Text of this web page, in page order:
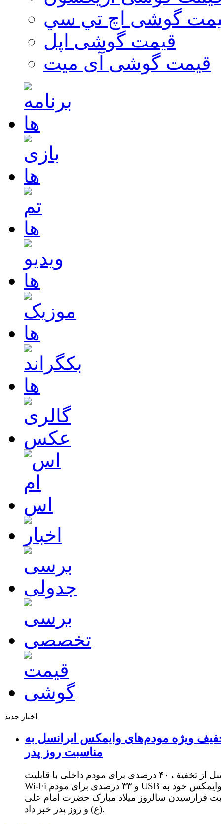
گوشی اچ تي سي
قیمت گوشی اپل
قیمت گوشی آی میت
اخبار جدید
ویژه مودم‌های وایمکس ایرانسل به
مناسبت روز پدر
ایرانسل از تخفیف ۴۰ درصدی برای مودم داخلی با قابلیت
Wi-Fi و ۳۳ درصدی برای مودم USB وایمکس خود به
فرارسیدن سالروز میلاد مبارک حضرت امام علی
(ع) و روز پدر خبر داد.